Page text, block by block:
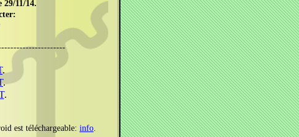
11/14.
.
.
.
est téléchargeable: info.